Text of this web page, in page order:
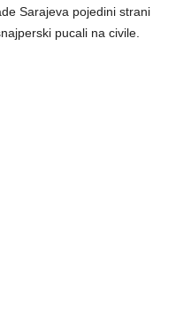
Sarajeva pojedini strani
pucali na civile.